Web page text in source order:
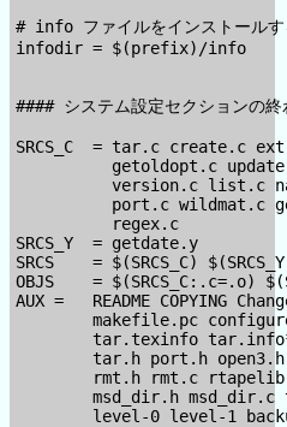
# info ファイルをインストールす
infodir = $(prefix)/info
#### システム設定セクションの
SRCS_C  = tar.c create.c
getoldopt.c
version.c list.c
port.c wildmat.c
          regex.c
SRCS_Y  = getdate.y
SRCS    = $(SRCS_C)
OBJS    = $(SRCS_C:.c=.o)
AUX =   README COPYING
makefile.pc
tar.texinfo
tar.h port.h
rmt.h rmt.c
msd_dir.h msd_dir.c
level-0 level-1